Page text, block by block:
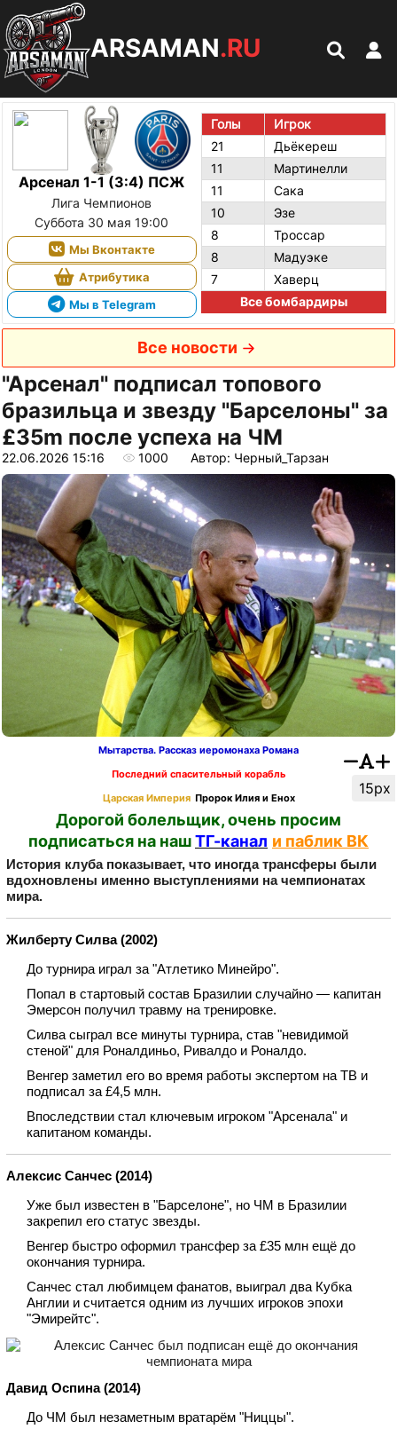
ARSAMAN.RU
Арсенал 1-1 (3:4) ПСЖ
Лига Чемпионов
Суббота 30 мая 19:00
Мы Вконтакте
Атрибутика
Мы в Telegram
Голы
Игрок
21
Дьёкереш
11
Мартинелли
11
Сака
10
Эзе
8
Троссар
8
Мадуэке
7
Хаверц
Все бомбардиры
Все новости
"Арсенал" подписал топового
бразильца и звезду "Барселоны" за
£35m после успеха на ЧМ
22.06.2026 15:16 1000 Автор: Черный_Тарзан
15px
Мытарства. Рассказ иеромонаха Романа
Последний спасительный корабль
Царская Империя Пророк Илия и Енох
Дорогой болельщик, очень просим
подписаться на нашТГ-канал и паблик ВК
История клуба показывает, что иногда трансферы были
вдохновлены именно выступлениями на чемпионатах
мира.
Жилберту Силва (2002)
До турнира играл за "Атлетико Минейро".
Попал в стартовый состав Бразилии случайно — капитан
Эмерсон получил травму на тренировке.
Силва сыграл все минуты турнира, став "невидимой
стеной" для Роналдиньо, Ривалдо и Роналдо.
Венгер заметил его во время работы экспертом на ТВ и
подписал за £4,5 млн.
Впоследствии стал ключевым игроком "Арсенала" и
капитаном команды.
Алексис Санчес (2014)
Уже был известен в "Барселоне", но ЧМ в Бразилии
закрепил его статус звезды.
Венгер быстро оформил трансфер за £35 млн ещё до
окончания турнира.
Санчес стал любимцем фанатов, выиграл два Кубка
Англии и считается одним из лучших игроков эпохи
"Эмирейтс".
Давид Оспина (2014)
До ЧМ был незаметным вратарём "Ниццы".